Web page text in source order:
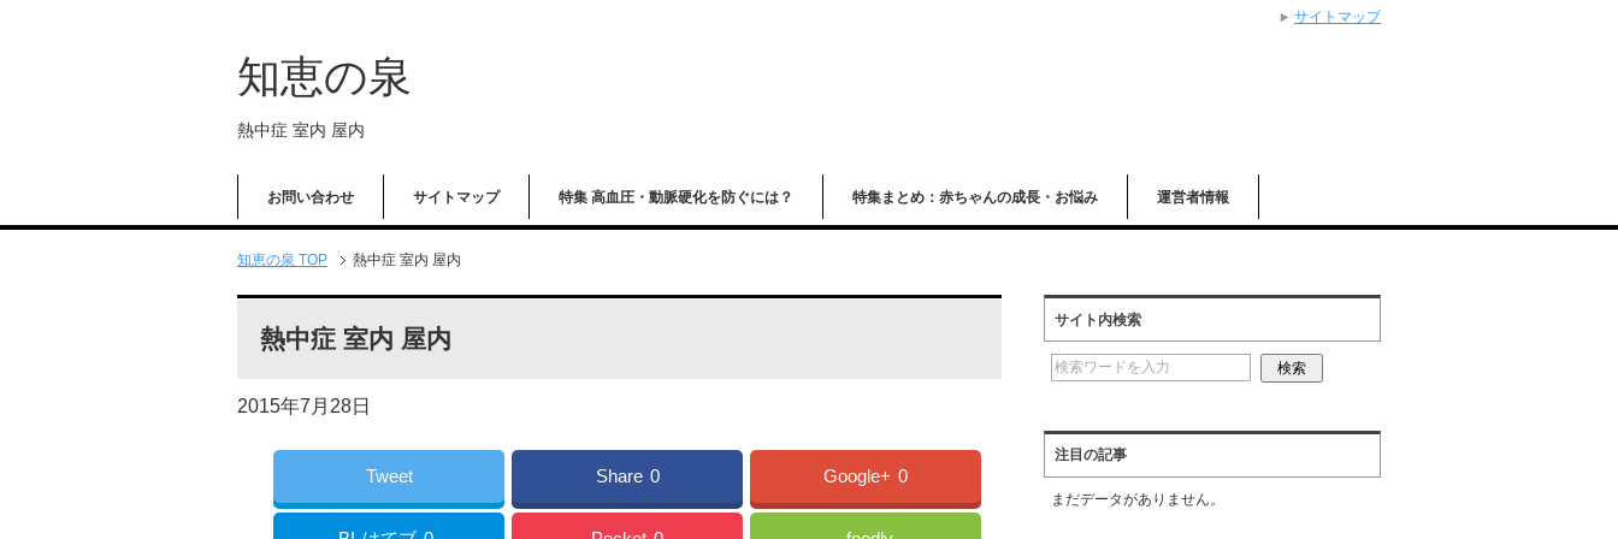
知恵の泉
熱中症 室内 屋内
お問い合わせ サイトマップ 特集 高血圧・動脈硬化を防ぐには？ 特集まとめ：赤ちゃんの成長・お悩み 運営者情報
知恵の泉 TOP 熱中症 室内 屋内
熱中症 室内 屋内
2015年7月28日
Tweet Share 0 Google+ 0
サイト内検索
注目の記事
まだデータがありません。
サイトマップ